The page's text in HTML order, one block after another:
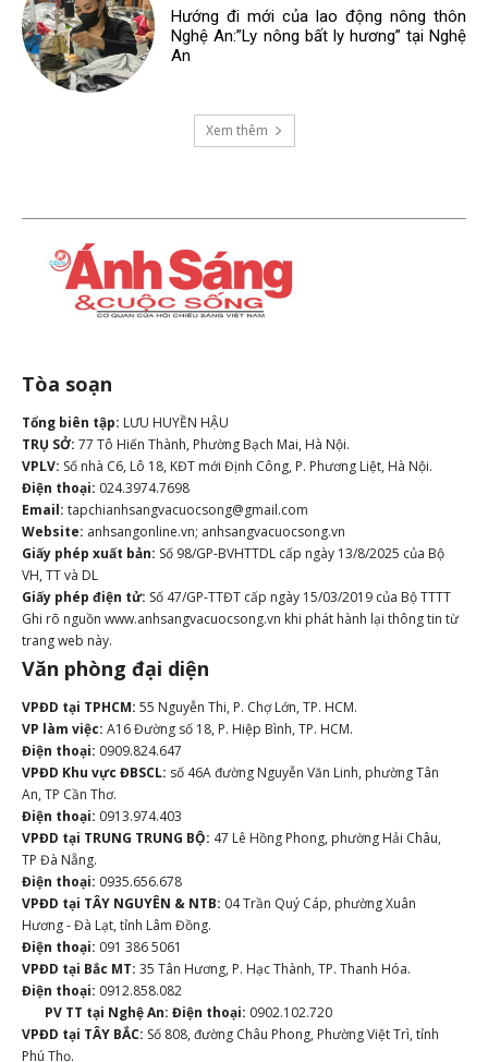
Hướng đi mới của lao động nông thôn
Nghệ An:”Ly nông bất ly hương” tại Nghệ
An
Xem thêm
Tòa soạn
Tổng biên tập: LƯU HUYỀN HẬU
TRỤ SỞ: 77 Tô Hiến Thành, Phường Bạch Mai, Hà Nội.
VPLV: Số nhà C6, Lô 18, KĐT mới Định Công, P. Phương Liệt, Hà Nội.
Điện thoại: 024.3974.7698
Email: tapchianhsangvacuocsong@gmail.com
Website: anhsangonline.vn; anhsangvacuocsong.vn
Giấy phép xuất bản: Số 98/GP-BVHTTDL cấp ngày 13/8/2025 của Bộ
VH, TT và DL
Giấy phép điện tử: Số 47/GP-TTĐT cấp ngày 15/03/2019 của Bộ TTTT
Ghi rõ nguồn www.anhsangvacuocsong.vn khi phát hành lại thông tin từ
trang web này.
Văn phòng đại diện
VPĐD tại TPHCM: 55 Nguyễn Thi, P. Chợ Lớn, TP. HCM.
VP làm việc: A16 Đường số 18, P. Hiệp Bình, TP. HCM.
Điện thoại: 0909.824.647
VPĐD Khu vực ĐBSCL: số 46A đường Nguyễn Văn Linh, phường Tân
An, TP Cần Thơ.
Điện thoại: 0913.974.403
VPĐD tại TRUNG TRUNG BỘ: 47 Lê Hồng Phong, phường Hải Châu,
TP Đà Nẵng.
Điện thoại: 0935.656.678
VPĐD tại TÂY NGUYÊN & NTB: 04 Trần Quý Cáp, phường Xuân
Hương - Đà Lạt, tỉnh Lâm Đồng.
Điện thoại: 091 386 5061
VPĐD tại Bắc MT: 35 Tân Hương, P. Hạc Thành, TP. Thanh Hóa.
Điện thoại: 0912.858.082
PV TT tại Nghệ An: Điện thoại: 0902.102.720
VPĐD tại TÂY BẮC: Số 808, đường Châu Phong, Phường Việt Trì, tỉnh
Phú Thọ.